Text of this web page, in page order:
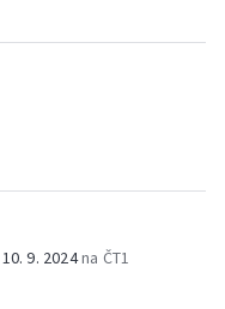
10. 9. 2024na ČT1